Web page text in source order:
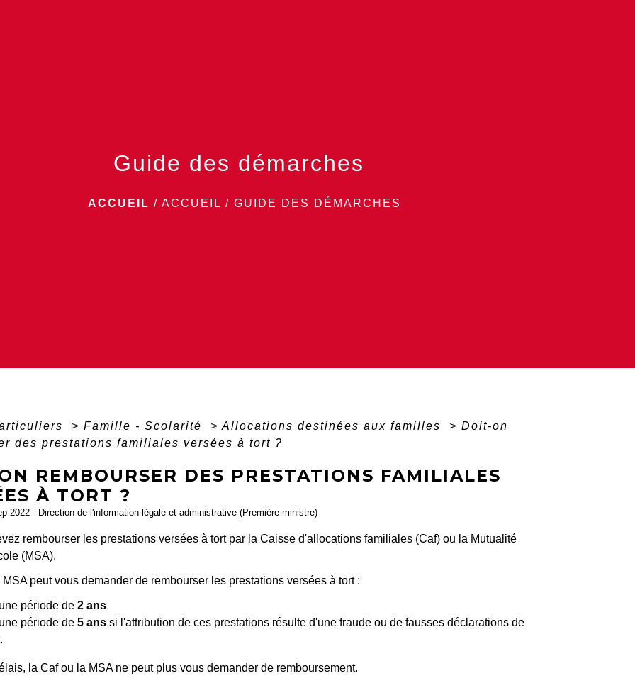
Guide des démarches
ACCUEIL / ACCUEIL / GUIDE DES DÉMARCHES
> Famille - Scolarité > Allocations destinées aux familles > Doit-on
des prestations familiales versées à tort ?
REMBOURSER DES PRESTATIONS FAMILIALES
À TORT ?
2022 - Direction de l'information légale et administrative (Première ministre)
rembourser les prestations versées à tort par la Caisse d'allocations familiales (Caf) ou la Mutualité
(MSA).
MSA peut vous demander de rembourser les prestations versées à tort :
période de 2 ans
période de 5 anssi l'attribution de ces prestations résulte d'une fraude ou de fausses déclarations de
la Caf ou la MSA ne peut plus vous demander de remboursement.